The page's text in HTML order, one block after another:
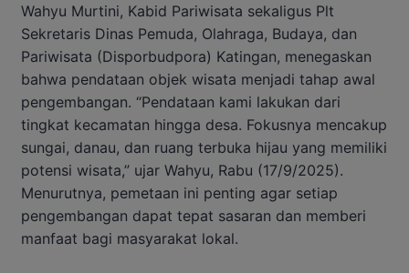
Wahyu Murtini, Kabid Pariwisata sekaligus Plt
Sekretaris Dinas Pemuda, Olahraga, Budaya, dan
Pariwisata (Disporbudpora) Katingan, menegaskan
bahwa pendataan objek wisata menjadi tahap awal
pengembangan. “Pendataan kami lakukan dari
tingkat kecamatan hingga desa. Fokusnya mencakup
sungai, danau, dan ruang terbuka hijau yang memiliki
potensi wisata,” ujar Wahyu, Rabu (17/9/2025).
Menurutnya, pemetaan ini penting agar setiap
pengembangan dapat tepat sasaran dan memberi
manfaat bagi masyarakat lokal.